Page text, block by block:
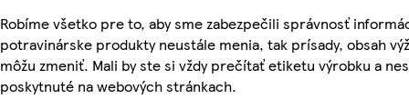
Robíme všetko pre to, aby sme zabezpečili správnosť
potravinárske produkty neustále menia, tak prísady, obsah
môžu zmeniť. Mali by ste si vždy prečítať etiketu výrobku a
poskytnuté na webových stránkach.